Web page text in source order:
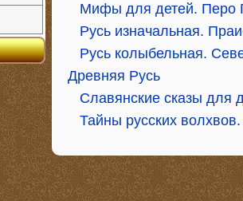
Мифы для детей. Перо
Русь изначальная.
Русь колыбельная.
Древняя Русь
Славянские сказы для
Тайны русских